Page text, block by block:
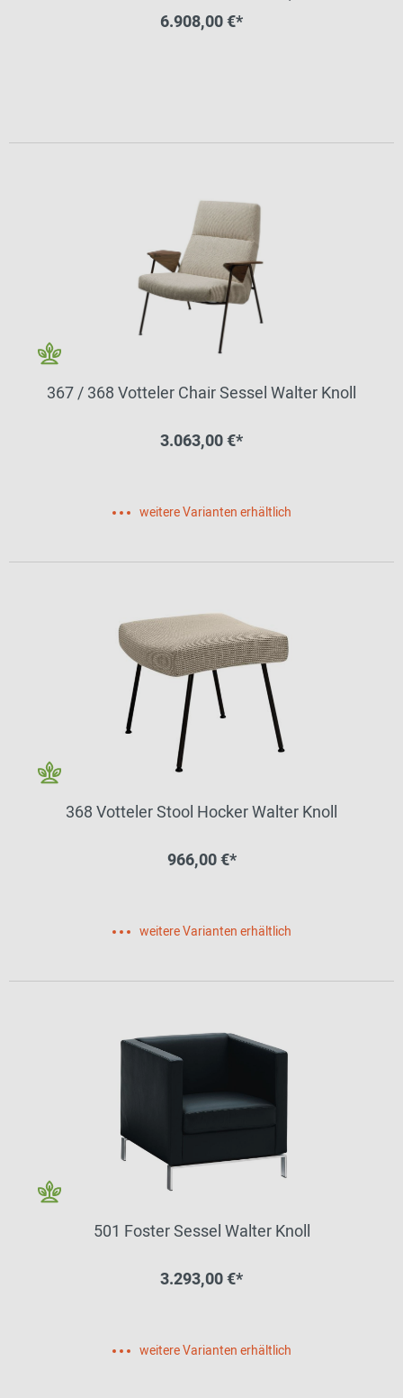
6.908,00 €*
367 / 368 Votteler Chair Sessel Walter Knoll
3.063,00 €*
weitere Varianten erhältlich
368 Votteler Stool Hocker Walter Knoll
966,00 €*
weitere Varianten erhältlich
501 Foster Sessel Walter Knoll
3.293,00 €*
weitere Varianten erhältlich